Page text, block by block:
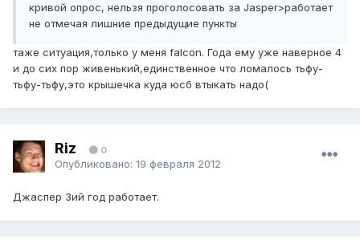
кривой опрос, нельзя проголосовать за Jasper>работает
не отмечая лишние предыдущие пункты
таже ситуация,только у меня falcon. Года ему уже наверное 4
и до сих пор живенький,единственное что ломалось тьфу-
тьфу-тьфу,это крышечка куда юсб втыкать надо(
Riz 0
Опубликовано: 19 февраля 2012
Джаспер 3ий год работает.